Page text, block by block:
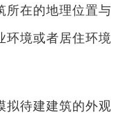
所在的地理位置与
环境或者居住环境
待建建筑的外观